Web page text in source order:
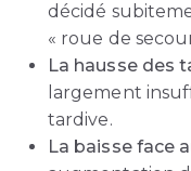
décidé
« roue de
La hausse des
largement
tardive.
La baisse face